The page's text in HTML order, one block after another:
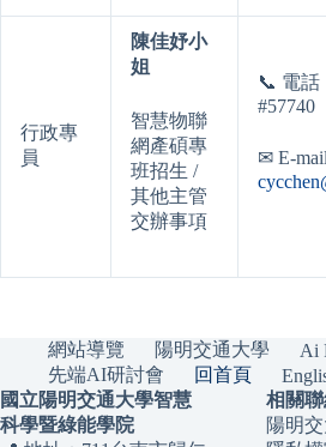
行政專
員
陳佳妤小
姐
智慧物聯
網產碩專
班招生 /
其他主管
交辦事項
📞 電話
#57740
✉ E-
網站導覽 陽明交通大學
Ai
先端AI研討會
回首頁
國立陽明交通大學智慧
科學暨綠能學院
相關
陽明